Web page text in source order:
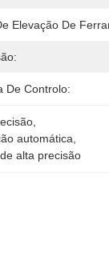
Elevação De
De Controlo:
automática
alta precisão